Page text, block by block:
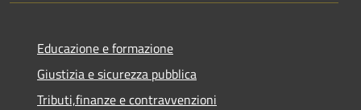
Educazione e formazione
Giustizia e sicurezza pubblica
Tributi,finanze e contravvenzioni